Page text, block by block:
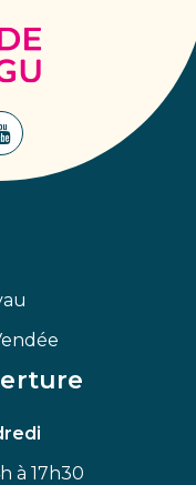
Terres
de
Montaigu
Lien
à 17h30